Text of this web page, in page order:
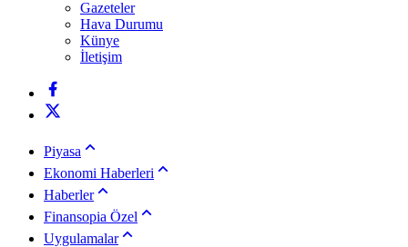
Gazeteler
Hava Durumu
Künye
İletişim
Piyasa
Ekonomi Haberleri
Haberler
Finansopia Özel
Uygulamalar